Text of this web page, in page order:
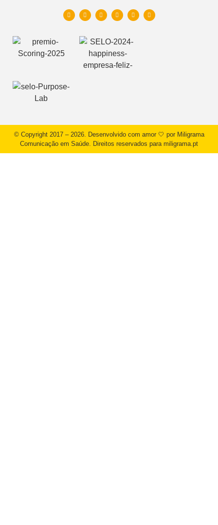
© Copyright 2017 – 2026. Desenvolvido com amor 🤍 por Miligrama
Comunicação em Saúde. Direitos reservados para miligrama.pt